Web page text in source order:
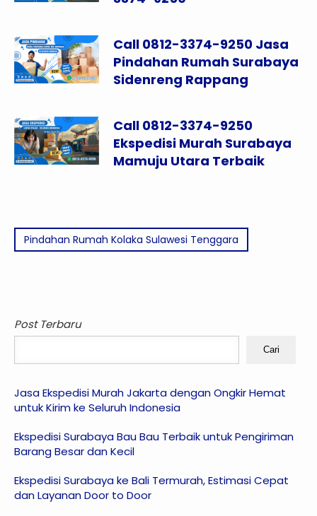
Call 0812-3374-9250 Jasa
Pindahan Rumah Surabaya
Sidenreng Rappang
Call 0812-3374-9250
Ekspedisi Murah Surabaya
Mamuju Utara Terbaik
Pindahan Rumah Kolaka Sulawesi Tenggara
Post Terbaru
Cari
Jasa Ekspedisi Murah Jakarta dengan Ongkir Hemat
untuk Kirim ke Seluruh Indonesia
Ekspedisi Surabaya Bau Bau Terbaik untuk Pengiriman
Barang Besar dan Kecil
Ekspedisi Surabaya ke Bali Termurah, Estimasi Cepat
dan Layanan Door to Door